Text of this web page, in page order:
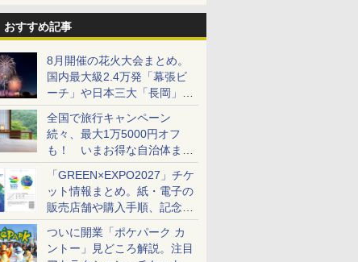
おすすめ記事
8月開催の花火大会まとめ。
国内最大級2.4万発「幕張ビ
ーチ」や日本三大「長岡」な
ど大型イベント目白押し！
全国で旅行キャンペーン
続々、最大1万5000円オフ
も！ いまお得な自治体まと
め
「GREEN×EXPO2027」チケ
ット情報まとめ。紙・電子の
販売店舗や購入手順、記念チ
ケットも解説
ついに開業「ポケパーク カ
ントー」見どころ解説。注目